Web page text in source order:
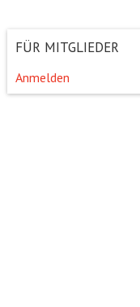
FÜR MITGLIEDER
Anmelden